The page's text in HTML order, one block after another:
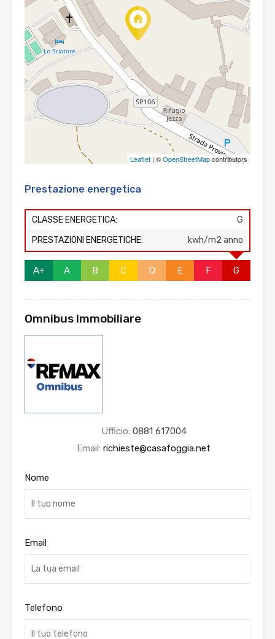
Leaflet | ©OpenStreetMapcontributors
Prestazione energetica
CLASSE ENERGETICA:
G
PRESTAZIONI ENERGETICHE:
kwh/m2 anno
A+ A B C D E F G
Omnibus Immobiliare
Ufficio: 0881 617004
Email: richieste@casafoggia.net
Nome
Email
Telefono